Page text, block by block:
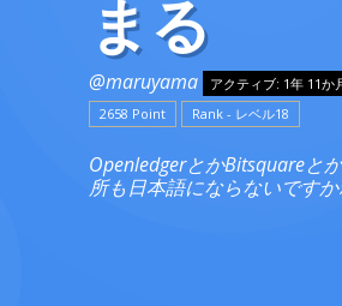
まる
@maruyama
アクティブ: 1年 11か
2658 Point
Rank - レベル18
OpenledgerとかBitsquareと
所も日本語にならないですか